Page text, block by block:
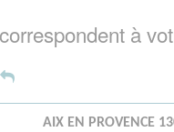
à
AIX EN PROVENCE